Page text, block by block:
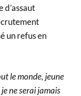
d’assaut
un refus en
le monde, jeune
ne serai jamais